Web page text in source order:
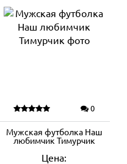
0
Мужская футболка Наш
любимчик Тимурчик
Цена: